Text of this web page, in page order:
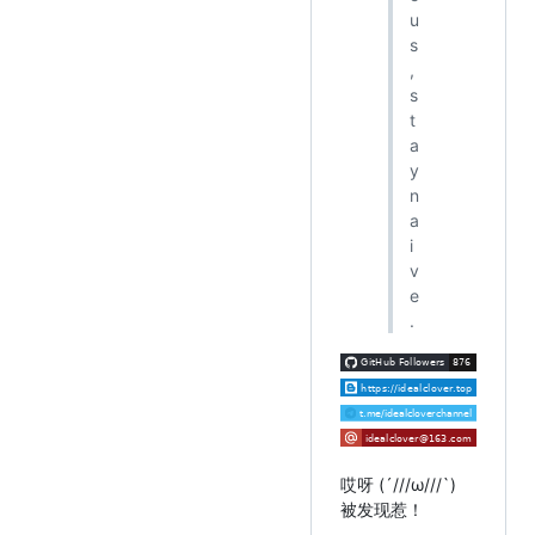
u
s
,
s
t
a
y
n
a
i
v
e
.
哎呀 (´///ω///`)
被发现惹！